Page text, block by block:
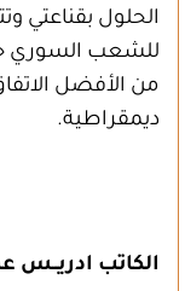
الحلول بقناعتي
للشعب السوري
من الأفضل
ديمقراطية.
الكاتب ادريــس